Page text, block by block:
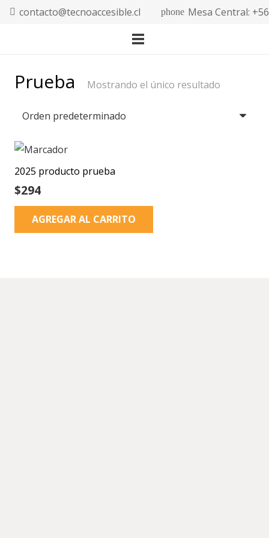
contacto@tecnoaccesible.cl phone Mesa Central:
Prueba Mostrando el único resultado
2025 producto prueba
$294
AGREGAR AL CARRITO